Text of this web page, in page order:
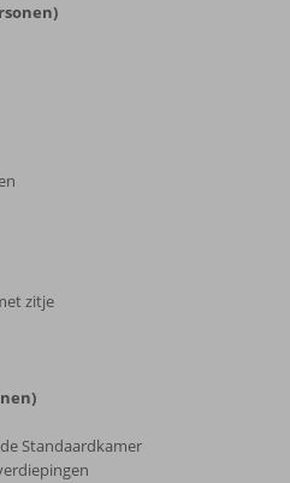
zitje
Standaardkamer